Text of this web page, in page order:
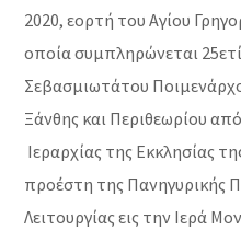
2020, εορτή του Αγίου
οποία συμπληρώνεται
Σεβασμιωτάτου
Ξάνθης και Περιθεωρίου
Ιεραρχίας της Εκκλησίας
προέστη της Πανηγυρικής
Λειτουργίας εις την Ιερά